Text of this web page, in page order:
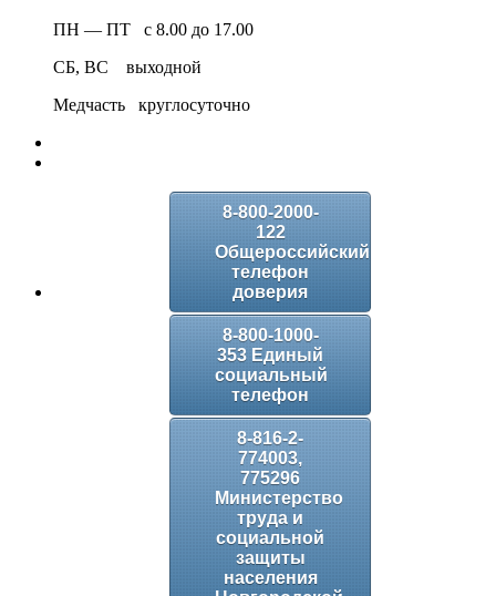
ПН — ПТ с 8.00 до 17.00
СБ, ВС выходной
Медчасть круглосуточно
8-800-2000-
122
Общероссийский
телефон
доверия
8-800-1000-
353 Единый
социальный
телефон
8-816-2-
774003,
775296
Министерство
труда и
социальной
защиты
населения